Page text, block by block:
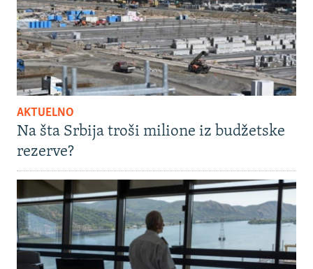
AKTUELNO
Na šta Srbija troši milione iz budžetske
rezerve?